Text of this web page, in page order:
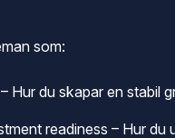
som:
Hur du skapar en stabil
readiness – Hur